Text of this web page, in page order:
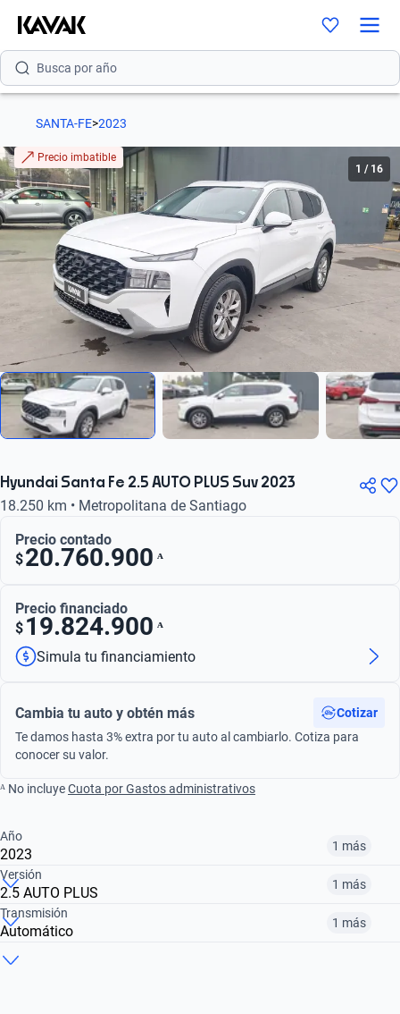
Busca por versión
Busca por año
SANTA-FE>2023
Precio imbatible
1 / 16
Hyundai Santa Fe 2.5 AUTO PLUS Suv 2023
18.250 km • Metropolitana de Santiago
Precio contado
$20.760.900 ᴬ
Precio financiado
$ 19.824.900 ᴬ
Simula tu financiamiento
Cambia tu auto y obtén más
Cotizar
Te damos hasta 3% extra por tu auto al cambiarlo. Cotiza para
conocer su valor.
ᴬ No incluyeCuota por Gastos administrativos
Año
2023 1 más
2019
$17.743.900
Versión
2.5 AUTO PLUS 1 más
2.5 AUTO PLUS
Transmisión
Automático 1 más